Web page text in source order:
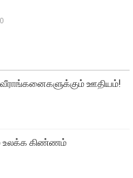
0
ஊதியம்!
உலக்க கிண்ணம்